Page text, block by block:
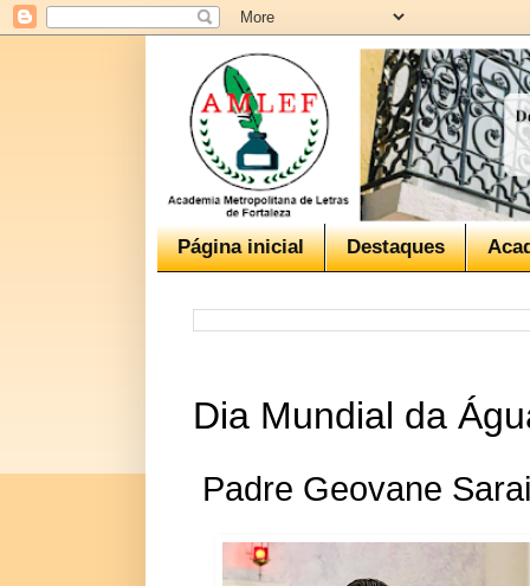
Página inicial Destaques
Dia Mundial da
Padre Geovane